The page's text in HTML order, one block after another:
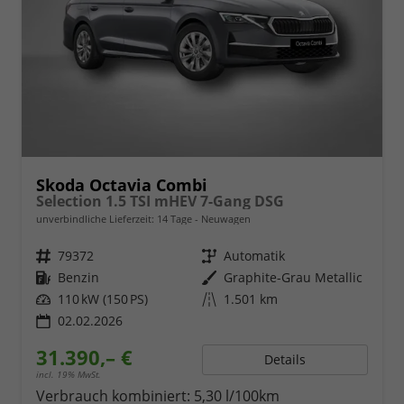
Skoda Octavia Combi
Selection 1.5 TSI mHEV 7-Gang DSG
unverbindliche Lieferzeit: 14 Tage Neuwagen
Fahrzeugnr. 79372 Getriebe Automatik
Kraftstoff Benzin Außenfarbe Graphite-Grau Metallic
Leistung 110 kW (150 PS) Kilometerstand 1.501 km
02.02.2026
31.390,– €
incl. 19% MwSt.
Details
Verbrauch kombiniert: 5,30 l/100km